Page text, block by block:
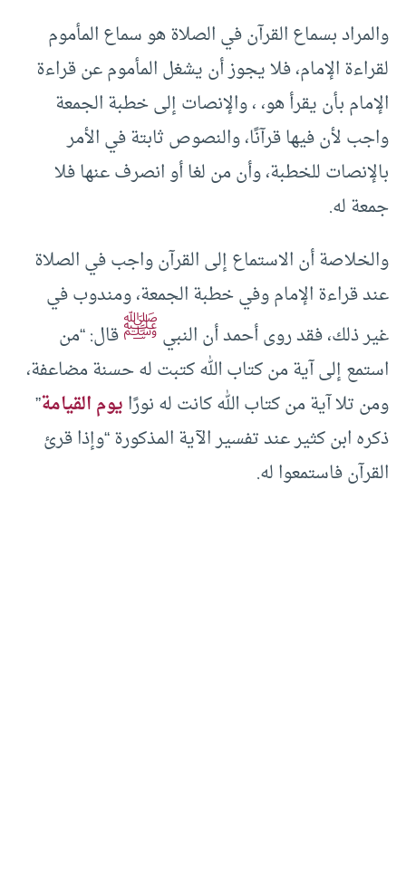
والمراد بسماع القرآن في الصلاة هو سماع المأموم
لقراءة الإمام، فلا يجوز أن يشغل المأموم عن قراءة
الإمام بأن يقرأ هو، ، والإنصات إلى خطبة الجمعة
واجب لأن فيها قرآنًا، والنصوص ثابتة في الأمر
بالإنصات للخطبة، وأن من لغا أو انصرف عنها فلا
جمعة له.
والخلاصة أن الاستماع إلى القرآن واجب في الصلاة
عند قراءة الإمام وفي خطبة الجمعة، ومندوب في
غير ذلك، فقد روى أحمد أن النبيﷺقال: “من
استمع إلى آية من كتاب الله كتبت له حسنة مضاعفة،
ومن تلا آية من كتاب الله كانت له نورًايوم القيامة”
ذكره ابن كثير عند تفسير الآية المذكورة “وإذا قرئ
القرآن فاستمعوا له.